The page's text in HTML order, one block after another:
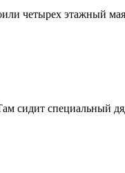
четырех этажный
сидит специальный